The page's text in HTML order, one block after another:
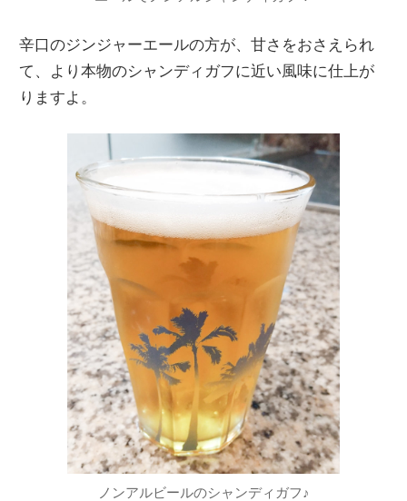
辛口のジンジャーエールの方が、甘さをおさえられ
て、より本物のシャンディガフに近い風味に仕上が
りますよ。
ノンアルビールのシャンディガフ♪